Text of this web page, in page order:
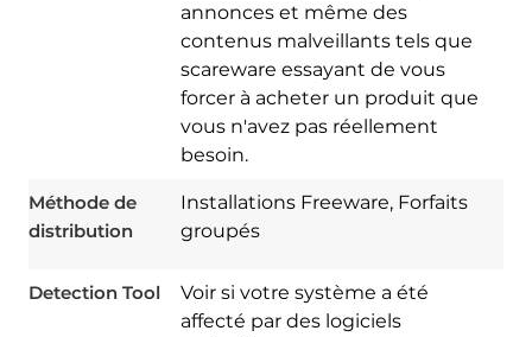
annonces et même des
contenus malveillants tels que
scareware essayant de vous
forcer à acheter un produit que
vous n'avez pas réellement
besoin.
Méthode de
distribution
Installations Freeware, Forfaits
groupés
Detection Tool
Voir si votre système a été
affecté par des logiciels
Download
Spy Hunter